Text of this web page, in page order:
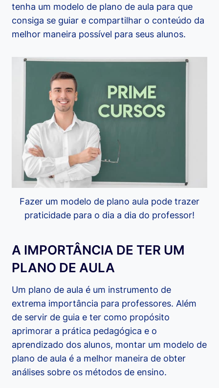
tenha um modelo de plano de aula para que
consiga se guiar e compartilhar o conteúdo da
melhor maneira possível para seus alunos.
Fazer um modelo de plano aula pode trazer
praticidade para o dia a dia do professor!
A IMPORTÂNCIA DE TER UM
PLANO DE AULA
Um plano de aula é um instrumento de
extrema importância para professores. Além
de servir de guia e ter como propósito
aprimorar a prática pedagógica e o
aprendizado dos alunos, montar um modelo de
plano de aula é a melhor maneira de obter
análises sobre os métodos de ensino.